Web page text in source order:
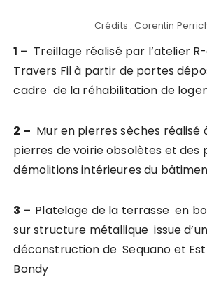
Crédits : Corentin
1 – Treillage réalisé par l’atelier
Travers Fil à partir de portes
cadre de la réhabilitation de
2 – Mur en pierres sèches réalisé
pierres de voirie obsolètes et des
démolitions intérieures du
3 – Platelage de la terrasse en
sur structure métallique issue
déconstruction de Sequano et
Bondy